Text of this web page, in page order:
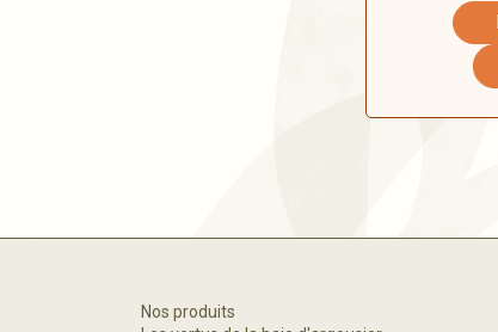
Nos produits